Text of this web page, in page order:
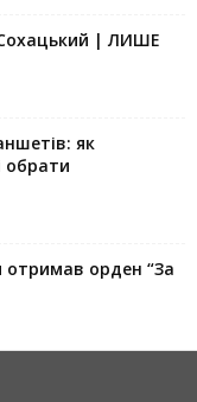
| ЛИШЕ
як
обрати
орден “За